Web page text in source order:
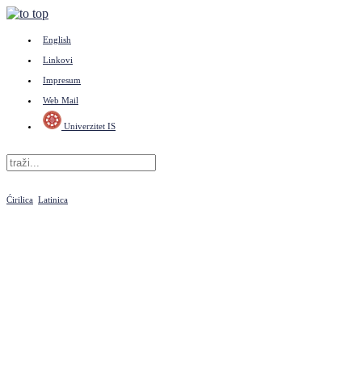
English
Linkovi
Impresum
Web Mail
Univerzitet IS
Ćirilica Latinica